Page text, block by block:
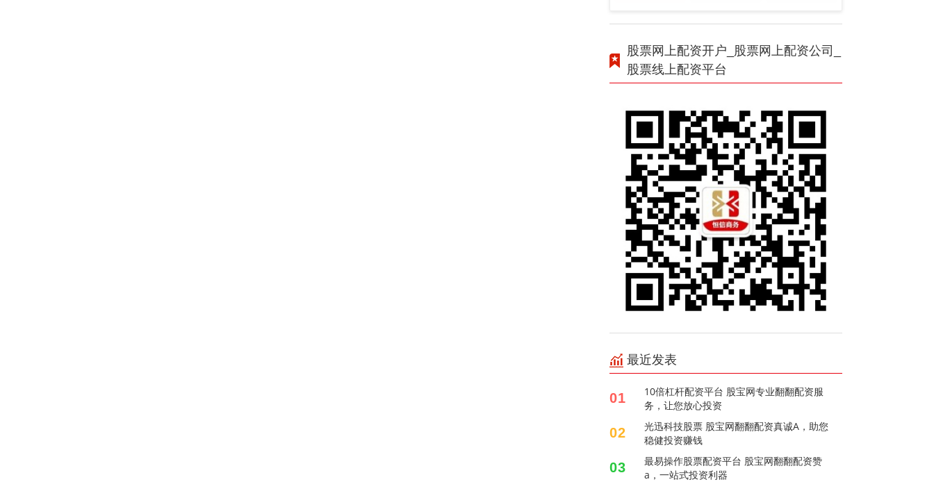
股票网上配资开户_股票网上配资公司_
股票线上配资平台
最近发表
01
10倍杠杆配资平台 股宝网专业翻翻配资服
务，让您放心投资
02
光迅科技股票 股宝网翻翻配资真诚A，助您
稳健投资赚钱
03
最易操作股票配资平台 股宝网翻翻配资赞
a，一站式投资利器